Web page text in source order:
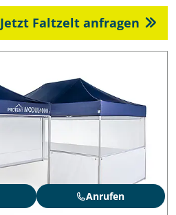
Jetzt Faltzelt anfragen
Anrufen